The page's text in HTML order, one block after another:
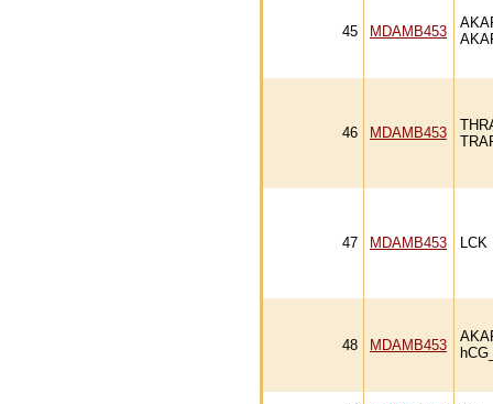
45 MDAMB453
46 MDAMB453
47 MDAMB453 LCK
48 MDAMB453